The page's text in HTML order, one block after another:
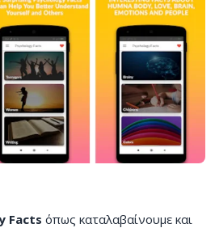
Facts όπως καταλαβαίνουμε και